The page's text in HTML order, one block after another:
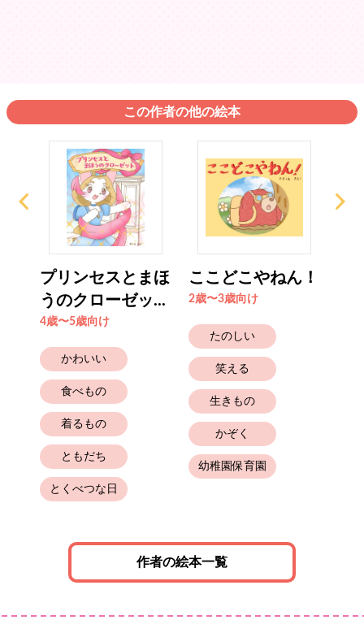
この作者の他の絵本
プリンセスとまほ
うのクローゼッ...
4歳〜5歳向け
かわいい
食べもの
着るもの
ともだち
とくべつな日
ここどこやねん！
2歳〜3歳向け
たのしい
笑える
生きもの
かぞく
幼稚園保育園
作者の絵本一覧